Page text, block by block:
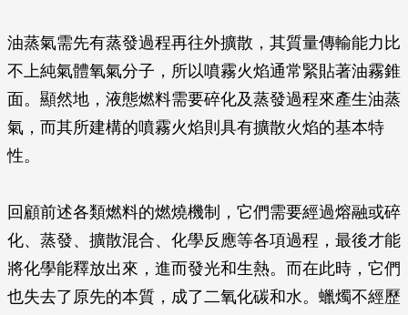
油蒸氣需先有蒸發過程再往外擴散，其質量傳輸能力比
不上純氣體氧氣分子，所以噴霧火焰通常緊貼著油霧錐
面。顯然地，液態燃料需要碎化及蒸發過程來產生油蒸
氣，而其所建構的噴霧火焰則具有擴散火焰的基本特
性。
回顧前述各類燃料的燃燒機制，它們需要經過熔融或碎
化、蒸發、擴散混合、化學反應等各項過程，最後才能
將化學能釋放出來，進而發光和生熱。而在此時，它們
也失去了原先的本質，成了二氧化碳和水。蠟燭不經歷